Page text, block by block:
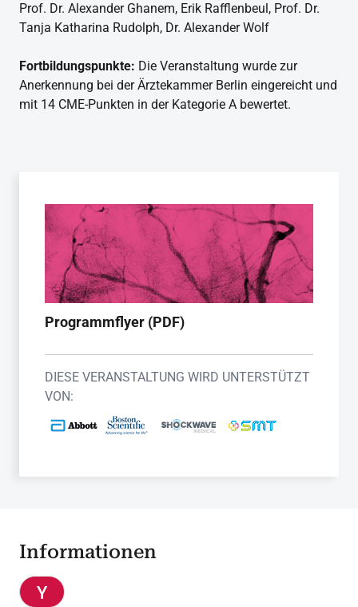
Prof. Dr. Alexander Ghanem, Erik Rafflenbeul, Prof. Dr.
Tanja Katharina Rudolph, Dr. Alexander Wolf
Fortbildungspunkte: Die Veranstaltung wurde zur
Anerkennung bei der Ärztekammer Berlin eingereicht und
mit 14 CME-Punkten in der Kategorie A bewertet.
Programmflyer (PDF)
DIESE VERANSTALTUNG WIRD UNTERSTÜTZT
VON:
Informationen